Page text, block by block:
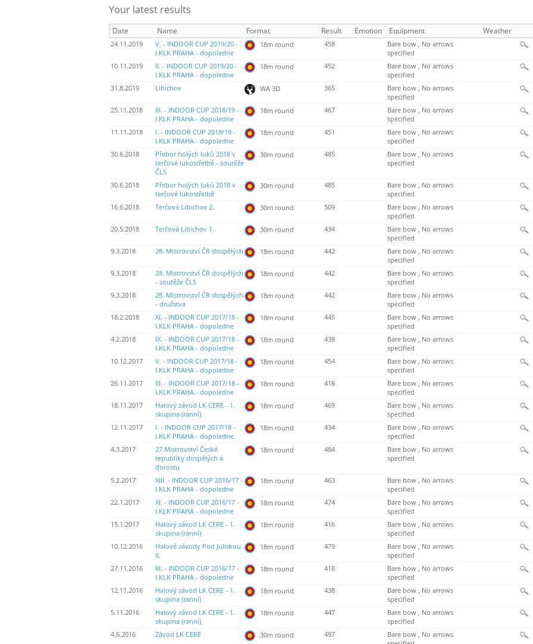
Your latest results
Date Name Format Result Emotion Equipment Weather
24.11.2019
V. - INDOOR CUP 2019/20 -
I.KLK PRAHA - dopoledne
18m round 458
Bare bow , No arrows
specified
10.11.2019
II. - INDOOR CUP 2019/20 -
I.KLK PRAHA - dopoledne
18m round 452
Bare bow , No arrows
specified
31.8.2019
Libichov WA 3D 365
Bare bow , No arrows
specified
25.11.2018
III. - INDOOR CUP 2018/19 -
I.KLK PRAHA - dopoledne
18m round 467
Bare bow , No arrows
specified
11.11.2018
I. - INDOOR CUP 2018/19 -
I.KLK PRAHA - dopoledne
18m round 451
Bare bow , No arrows
specified
30.6.2018
Přebor holých luků 2018 v
terčové lukostřelbě - soutěže
ČLS
30m round 485
Bare bow , No arrows
specified
30.6.2018
Přebor holých luků 2018 v
terčové lukostřelbě
30m round 485
Bare bow , No arrows
specified
16.6.2018
Terčová Libichov 2. 30m round 509
Bare bow , No arrows
specified
20.5.2018
Terčová Libichov 1. 30m round 434
Bare bow , No arrows
specified
9.3.2018
28. Mistrovství ČR dospělých 18m round 442
Bare bow , No arrows
specified
9.3.2018
28. Mistrovství ČR dospělých
- soutěže ČLS
18m round 442
Bare bow , No arrows
specified
9.3.2018
28. Mistrovství ČR dospělých
- družstva
18m round 442
Bare bow , No arrows
specified
18.2.2018
XI. - INDOOR CUP 2017/18 -
I.KLK PRAHA - dopoledne
18m round 445
Bare bow , No arrows
specified
4.2.2018
IX. - INDOOR CUP 2017/18 -
I.KLK PRAHA - dopoledne
18m round 438
Bare bow , No arrows
specified
10.12.2017
V. - INDOOR CUP 2017/18 -
I.KLK PRAHA - dopoledne
18m round 454
Bare bow , No arrows
specified
26.11.2017
III. - INDOOR CUP 2017/18 -
I.KLK PRAHA - dopoledne
18m round 418
Bare bow , No arrows
specified
18.11.2017
Halový závod LK CERE - 1.
skupina (ranní)
18m round 469
Bare bow , No arrows
specified
12.11.2017
I. - INDOOR CUP 2017/18 -
I.KLK PRAHA - dopoledne
18m round 434
Bare bow , No arrows
specified
4.3.2017
27.Mistrovství České
republiky dospělých a
dorostu
18m round 484
Bare bow , No arrows
specified
5.2.2017
XIII. - INDOOR CUP 2016/17 -
I.KLK PRAHA - dopoledne
18m round 463
Bare bow , No arrows
specified
22.1.2017
XI. - INDOOR CUP 2016/17 -
I.KLK PRAHA - dopoledne
18m round 474
Bare bow , No arrows
specified
15.1.2017
Halový závod LK CERE - 1.
skupina (ranní)
18m round 416
Bare bow , No arrows
specified
10.12.2016
Halové závody Pod Juliskou
II.
18m round 479
Bare bow , No arrows
specified
27.11.2016
III. - INDOOR CUP 2016/17 -
I.KLK PRAHA - dopoledne
18m round 418
Bare bow , No arrows
specified
12.11.2016
Halový závod LK CERE - 1.
skupina (ranní)
18m round 438
Bare bow , No arrows
specified
5.11.2016
Halový závod LK CERE - 1.
skupina (ranní)
18m round 447
Bare bow , No arrows
specified
4.6.2016
Závod LK CERE 30m round 497
Bare bow , No arrows